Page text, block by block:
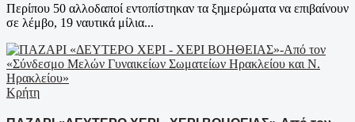
Περίπου 50 αλλοδαποί εντοπίστηκαν τα ξημερώματα να επιβαίνουν
σε λέμβο, 19 ναυτικά μίλια...
Κρήτη